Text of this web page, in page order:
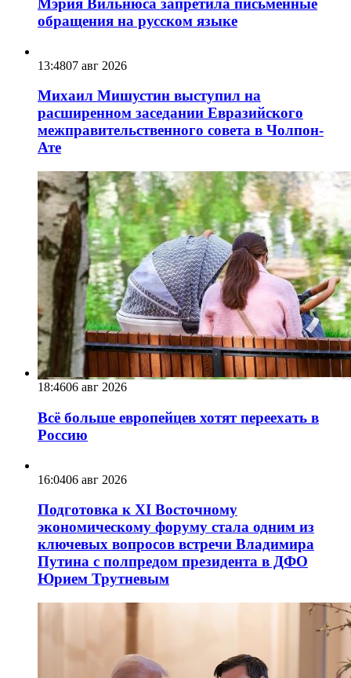
Мэрия Вильнюса запретила письменные
обращения на русском языке
13:4807 авг 2026
Михаил Мишустин выступил на
расширенном заседании Евразийского
межправительственного совета в Чолпон-
Ате
18:4606 авг 2026
Всё больше европейцев хотят переехать в
Россию
16:0406 авг 2026
Подготовка к XI Восточному
экономическому форуму стала одним из
ключевых вопросов встречи Владимира
Путина с полпредом президента в ДФО
Юрием Трутневым